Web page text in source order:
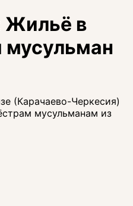
Жильё в
(Карачаево-Черкесия)
мусульманам из